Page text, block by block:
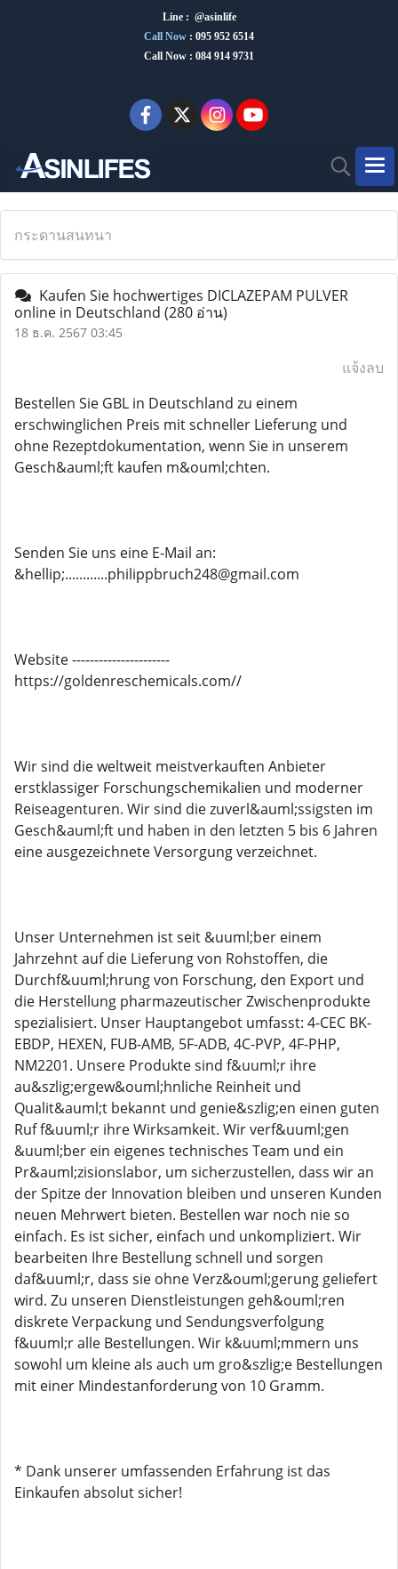
Line : @asinlife
Call Now : 095 952 6514
Call Now : 084 914 9731
กระดานสนทนา
Kaufen Sie hochwertiges DICLAZEPAM PULVER
online in Deutschland (280 อ่าน)
18 ธ.ค. 2567 03:45
แจ้งลบ
Bestellen Sie GBL in Deutschland zu einem
erschwinglichen Preis mit schneller Lieferung und
ohne Rezeptdokumentation, wenn Sie in unserem
Gesch&auml;ft kaufen m&ouml;chten.
Senden Sie uns eine E-Mail an:
&hellip;............philippbruch248@gmail.com
Website ----------------------
https://goldenreschemicals.com//
Wir sind die weltweit meistverkauften Anbieter
erstklassiger Forschungschemikalien und moderner
Reiseagenturen. Wir sind die zuverl&auml;ssigsten im
Gesch&auml;ft und haben in den letzten 5 bis 6 Jahren
eine ausgezeichnete Versorgung verzeichnet.
Unser Unternehmen ist seit &uuml;ber einem
Jahrzehnt auf die Lieferung von Rohstoffen, die
Durchf&uuml;hrung von Forschung, den Export und
die Herstellung pharmazeutischer Zwischenprodukte
spezialisiert. Unser Hauptangebot umfasst: 4-CEC BK-
EBDP, HEXEN, FUB-AMB, 5F-ADB, 4C-PVP, 4F-PHP,
NM2201. Unsere Produkte sind f&uuml;r ihre
au&szlig;ergew&ouml;hnliche Reinheit und
Qualit&auml;t bekannt und genie&szlig;en einen guten
Ruf f&uuml;r ihre Wirksamkeit. Wir verf&uuml;gen
&uuml;ber ein eigenes technisches Team und ein
Pr&auml;zisionslabor, um sicherzustellen, dass wir an
der Spitze der Innovation bleiben und unseren Kunden
neuen Mehrwert bieten. Bestellen war noch nie so
einfach. Es ist sicher, einfach und unkompliziert. Wir
bearbeiten Ihre Bestellung schnell und sorgen
daf&uuml;r, dass sie ohne Verz&ouml;gerung geliefert
wird. Zu unseren Dienstleistungen geh&ouml;ren
diskrete Verpackung und Sendungsverfolgung
f&uuml;r alle Bestellungen. Wir k&uuml;mmern uns
sowohl um kleine als auch um gro&szlig;e Bestellungen
mit einer Mindestanforderung von 10 Gramm.
* Dank unserer umfassenden Erfahrung ist das
Einkaufen absolut sicher!